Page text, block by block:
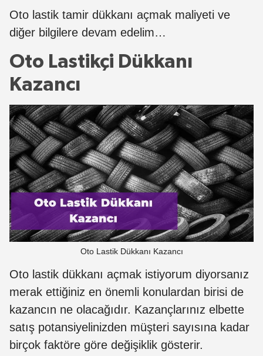
Oto lastik tamir dükkanı açmak maliyeti ve
diğer bilgilere devam edelim…
Oto Lastikçi Dükkanı
Kazancı
Oto Lastik Dükkanı Kazancı
Oto lastik dükkanı açmak istiyorum diyorsanız
merak ettiğiniz en önemli konulardan birisi de
kazancın ne olacağıdır. Kazançlarınız elbette
satış potansiyelinizden müşteri sayısına kadar
birçok faktöre göre değişiklik gösterir.